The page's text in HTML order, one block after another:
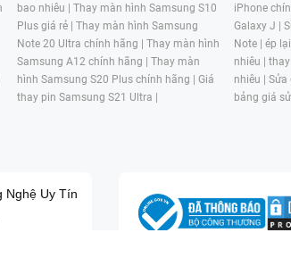
bao nhiêu | Thay màn hình Samsung S10
Plus giá rẻ | Thay màn hình Samsung
Note 20 Ultra chính hãng | Thay màn hình
Samsung A12 chính hãng | Thay màn
hình Samsung S20 Plus chính hãng | Giá
thay pin Samsung S21 Ultra |
iPhone
Galaxy J |
Note | ép
nhiêu |
nhiêu | Sửa
bảng giá
Nghệ Uy Tín